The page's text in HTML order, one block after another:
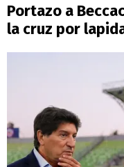
Portazo a
la cruz por